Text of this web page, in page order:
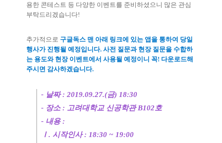
용한 콘테스트 등 다양한 이벤트를 준비하셨으니 많은 관심
부탁드리겠습니다!
추가적으로 구글독스 맨 아래 링크에 있는 앱을 통하여 당일
행사가 진행될 예정입니다. 사전 질문과 현장 질문을 수합하
는 용도와 현장 이벤트에서 사용될 예정이니 꼭! 다운로드해
주시면 감사하겠습니다.
- 날짜: 2019.09.27.(금) 18:30
- 장소: 고려대학교 신공학관B102호
- 내용:
Ⅰ. 시작인사: 18:30 ~ 19:00